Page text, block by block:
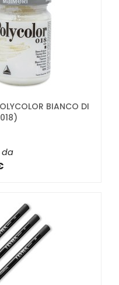
BIANCO DI
da